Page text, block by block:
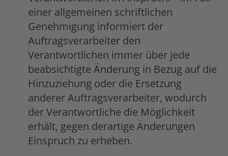
einer allgemeinen schriftlichen
Genehmigung informiert der
Auftragsverarbeiter den
Verantwortlichen immer über jede
beabsichtigte Änderung in Bezug auf die
Hinzuziehung oder die Ersetzung
anderer Auftragsverarbeiter, wodurch
der Verantwortliche die Möglichkeit
erhält, gegen derartige Änderungen
Einspruch zu erheben.